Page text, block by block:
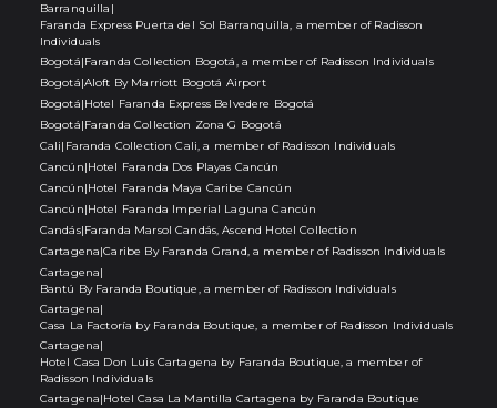
Barranquilla |
Faranda Express Puerta del Sol Barranquilla, a member of Radisson
Individuals
Bogotá|Faranda Collection Bogotá, a member of Radisson Individuals
Bogotá|Aloft By Marriott Bogotá Airport
Bogotá|Hotel Faranda Express Belvedere Bogotá
Bogotá|Faranda Collection Zona G Bogotá
Cali| Faranda Collection Cali, a member of Radisson Individuals
Cancún|Hotel Faranda Dos Playas Cancún
Cancún|Hotel Faranda Maya Caribe Cancún
Cancún|Hotel Faranda Imperial Laguna Cancún
Candás|Faranda Marsol Candás, Ascend Hotel Collection
Cartagena|Caribe By Faranda Grand, a member of Radisson Individuals
Cartagena|
Bantú By Faranda Boutique, a member of Radisson Individuals
Cartagena|
Casa La Factoría by Faranda Boutique, a member of Radisson Individuals
Cartagena|
Hotel Casa Don Luis Cartagena by Faranda Boutique, a member of
Radisson Individuals
Cartagena|Hotel Casa La Mantilla Cartagena by Faranda Boutique